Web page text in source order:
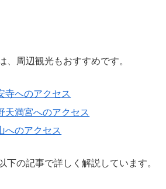
、周辺観光もおすすめです。
寺へのアクセス
天満宮へのアクセス
へのアクセス
下の記事で詳しく解説しています。